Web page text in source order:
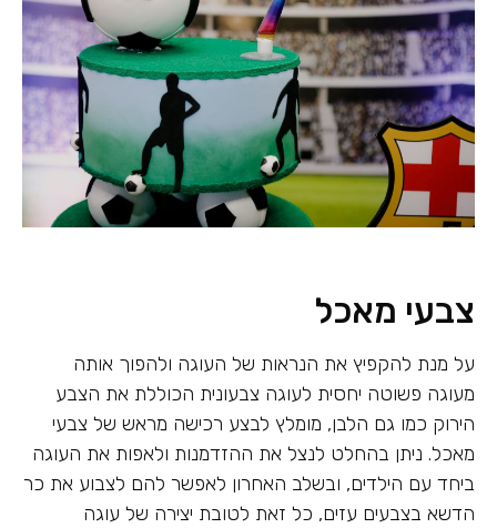
צבעי מאכל
על מנת להקפיץ את הנראות של העוגה ולהפוך אותה
מעוגה פשוטה יחסית לעוגה צבעונית הכוללת את הצבע
הירוק כמו גם הלבן, מומלץ לבצע רכישה מראש של צבעי
מאכל. ניתן בהחלט לנצל את ההזדמנות ולאפות את העוגה
ביחד עם הילדים, ובשלב האחרון לאפשר להם לצבוע את כר
הדשא בצבעים עזים, כל זאת לטובת יצירה של עוגה